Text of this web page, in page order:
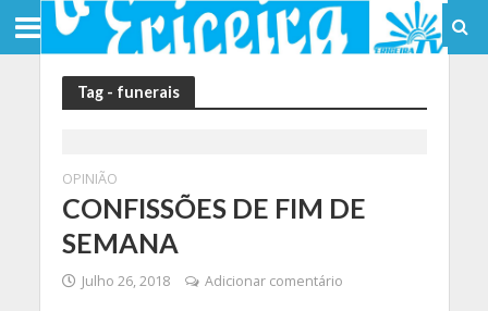
Tag - funerais
OPINIÃO
CONFISSÕES DE FIM DE
SEMANA
Julho 26, 2018 Adicionar comentário